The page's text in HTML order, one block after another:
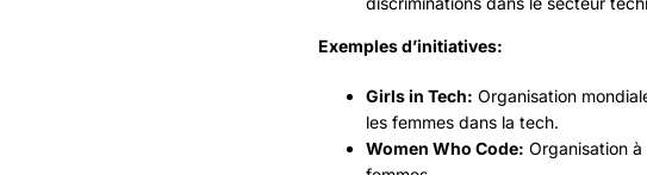
Exemples d’initiatives:
Girls in Tech: Organisation
les femmes dans la tech.
Women Who Code: Organisation